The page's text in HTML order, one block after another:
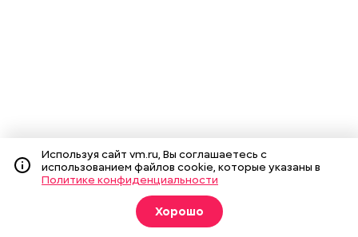
Используя сайт vm.ru, Вы соглашаетесь с
использованием файлов cookie, которые указаны в
Политике конфиденциальности
Хорошо